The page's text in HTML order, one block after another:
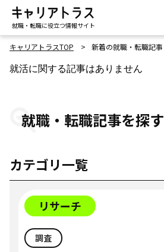
就職・転職に役立つ情報サイト
キャリアトラスTOP 新着の就職・転職記事
就活に関する記事はありません
就職・転職記事を探す
カテゴリ一覧
リサーチ
調査